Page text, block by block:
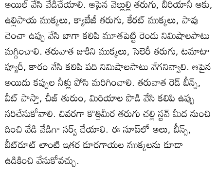
ఉల్లిపాయ ముక్కలు, క్యాబేజీ తరుగు, కేరట్‌ ముక్కలు, పావు
చెంచా ఉప్పు వేసి బాగా కలిపి మూతపెట్టి రెండు నిమిషాలపాటు
మగ్గించాలి. తరువాత జుకిని ముక్కలు, సెలెరీ తరుగు, టమాటా
ప్యూరీ, కారం వేసి కలిపి పది నిమిషాలపాటు వేగనివ్వాలి. ఆపైన
అయిదు కప్పుల నీళ్లు పోసి మరిగించాలి. తరువాత రెడ్‌ బీన్స్‌,
వీట్‌ పాస్తా, చీజ్‌ తురుం, మిరియాల పొడి వేసి కలిపి ఉప్పు
సరిచేసుకోవాలి. చివరగా కొత్తిమీర తరుగు చల్లి స్టవ్‌ మీద నుంచి
దించి వేడి వేడిగా సర్వ్‌ చేయాలి. ఈ సూప్‌లో ఆలు, బీన్స్‌,
బీట్‌రూట్‌ లాంటి ఇతర కూరగాయల ముక్కలను కూడా
ఉడికించి వేసుకోవచ్చు.